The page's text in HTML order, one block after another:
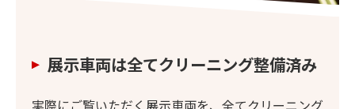
展示車両は全てクリーニング整備済み